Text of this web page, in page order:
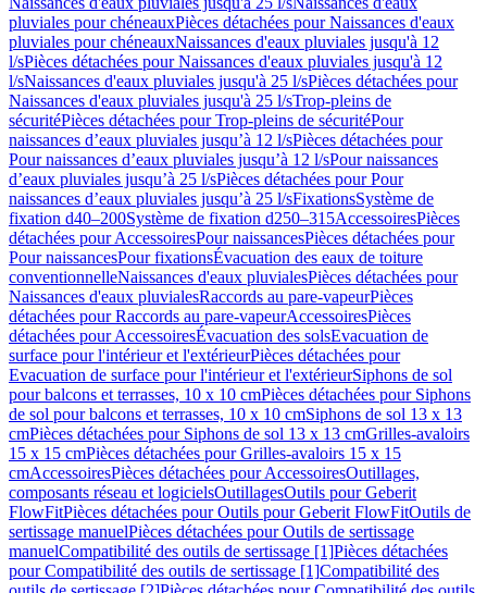
pluviales pour chéneauxPièces détachées pour Naissances d'eaux
pluviales pour chéneauxNaissances d'eaux pluviales jusqu'à 12
l/sPièces détachées pour Naissances d'eaux pluviales jusqu'à 12
l/sNaissances d'eaux pluviales jusqu'à 25 l/sPièces détachées pour
Naissances d'eaux pluviales jusqu'à 25 l/sTrop-pleins de
sécuritéPièces détachées pour Trop-pleins de sécuritéPour
naissances d’eaux pluviales jusqu’à 12 l/sPièces détachées pour
Pour naissances d’eaux pluviales jusqu’à 12 l/sPour naissances
d’eaux pluviales jusqu’à 25 l/sPièces détachées pour Pour
naissances d’eaux pluviales jusqu’à 25 l/sFixationsSystème de
fixation d40–200Système de fixation d250–315AccessoiresPièces
détachées pour AccessoiresPour naissancesPièces détachées pour
Pour naissancesPour fixationsÉvacuation des eaux de toiture
conventionnelleNaissances d'eaux pluvialesPièces détachées pour
Naissances d'eaux pluvialesRaccords au pare-vapeurPièces
détachées pour Raccords au pare-vapeurAccessoiresPièces
détachées pour AccessoiresÉvacuation des solsEvacuation de
surface pour l'intérieur et l'extérieurPièces détachées pour
Evacuation de surface pour l'intérieur et l'extérieurSiphons de sol
pour balcons et terrasses, 10 x 10 cmPièces détachées pour Siphons
de sol pour balcons et terrasses, 10 x 10 cmSiphons de sol 13 x 13
cmPièces détachées pour Siphons de sol 13 x 13 cmGrilles-avaloirs
15 x 15 cmPièces détachées pour Grilles-avaloirs 15 x 15
cmAccessoiresPièces détachées pour AccessoiresOutillages,
composants réseau et logicielsOutillagesOutils pour Geberit
FlowFitPièces détachées pour Outils pour Geberit FlowFitOutils de
sertissage manuelPièces détachées pour Outils de sertissage
manuelCompatibilité des outils de sertissage [1]Pièces détachées
pour Compatibilité des outils de sertissage [1]Compatibilité des